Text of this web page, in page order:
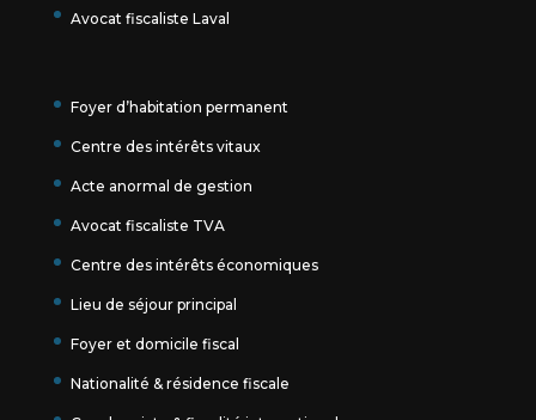
Avocat fiscaliste Laval
Foyer d’habitation permanent
Centre des intérêts vitaux
Acte anormal de gestion
Avocat fiscaliste TVA
Centre des intérêts économiques
Lieu de séjour principal
Foyer et domicile fiscal
Nationalité & résidence fiscale